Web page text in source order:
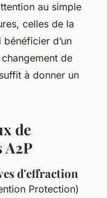
au simple
celles de la
d’un
de
à donner un
de
d'effraction
Protection)